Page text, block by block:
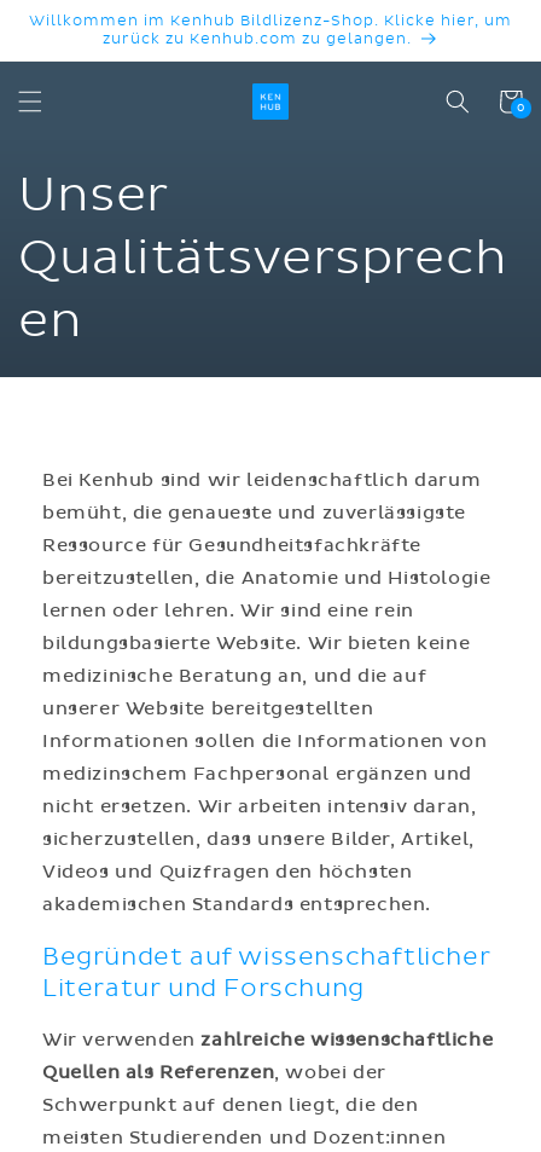
ZUM
Willkommen im Kenhub Bildlizenz-Shop. Klicke hier, um
zurück zu Kenhub.com zu gelangen.
0
Unser
Qualitätsversprech
en
Bei Kenhub sind wir leidenschaftlich darum
bemüht, die genaueste und zuverlässigste
Ressource für Gesundheitsfachkräfte
bereitzustellen, die Anatomie und Histologie
lernen oder lehren. Wir sind eine rein
bildungsbasierte Website. Wir bieten keine
medizinische Beratung an, und die auf
unserer Website bereitgestellten
Informationen sollen die Informationen von
medizinschem Fachpersonal ergänzen und
nicht ersetzen. Wir arbeiten intensiv daran,
sicherzustellen, dass unsere Bilder, Artikel,
Videos und Quizfragen den höchsten
akademischen Standards entsprechen.
Begründet auf wissenschaftlicher
Literatur und Forschung
Wir verwendenzahlreiche wissenschaftliche
Quellen als Referenzen, wobei der
Schwerpunkt auf denen liegt, die den
meisten Studierenden und Dozent:innen